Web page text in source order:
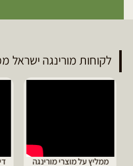
לקוחות מורינגה ישראל
ממליץ על מוצרי מורינגה